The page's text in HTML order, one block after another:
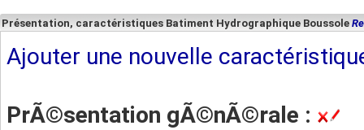
Présentation, caractéristiques Batiment Hydrographique Boussole
Ajouter une nouvelle
PrÃ©sentation gÃ©nÃ©rale :